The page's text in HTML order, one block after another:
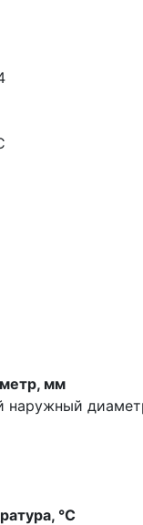
мм
наружный
°С